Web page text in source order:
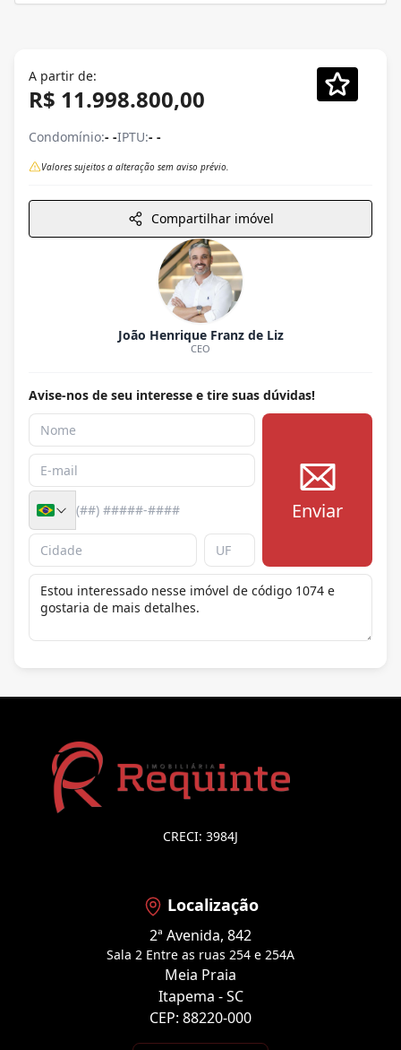
A partir de:
R$ 11.998.800,00
Condomínio:- -IPTU:- -
Valores sujeitos a alteração sem aviso prévio.
Compartilhar imóvel
João Henrique Franz de Liz
CEO
Avise-nos de seu interesse e tire suas dúvidas!
Enviar
CRECI: 3984J
Localização
2ª Avenida, 842
Sala 2 Entre as ruas 254 e 254A
Meia Praia
Itapema - SC
CEP: 88220-000